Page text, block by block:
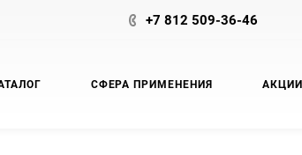
+7 812 509-36-46
СФЕРА ПРИМЕНЕНИЯ АКЦИИ